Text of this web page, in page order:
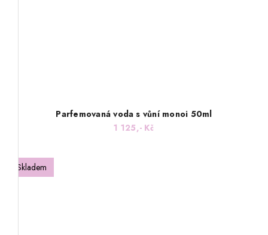
Parfemovaná voda s vůní monoi 50ml
1 125,- Kč
Skladem